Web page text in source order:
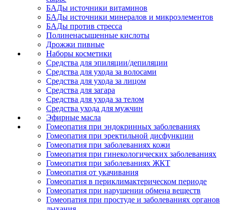
БАДы источники витаминов
БАДы источники минералов и микроэлементов
БАДы против стресса
Полиненасыщенные кислоты
Дрожжи пивные
Наборы косметики
Средства для эпиляции/депиляции
Средства для ухода за волосами
Средства для ухода за лицом
Средства для загара
Средства для ухода за телом
Средства ухода для мужчин
Эфирные масла
Гомеопатия при эндокринных заболеваниях
Гомеопатия при эректильной дисфункции
Гомеопатия при заболеваниях кожи
Гомеопатия при гинекологических заболеваниях
Гомеопатия при заболеваниях ЖКТ
Гомеопатия от укачивания
Гомеопатия в периклимактерическом периоде
Гомеопатия при нарушении обмена веществ
Гомеопатия при простуде и заболеваниях органов